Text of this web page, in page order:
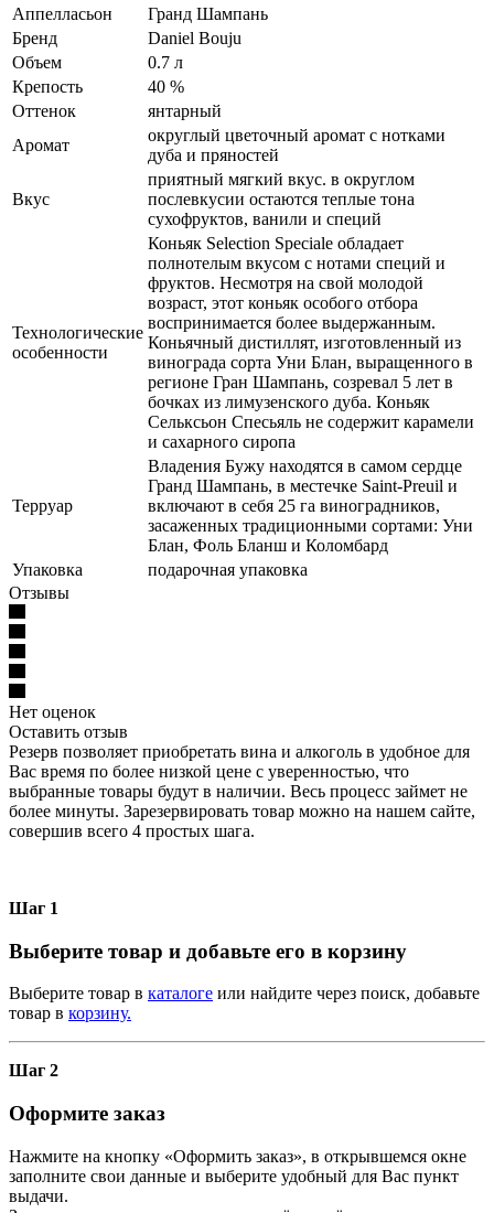
Аппелласьон
Гранд Шампань
Бренд
Daniel Bouju
Объем
0.7 л
Крепость
40 %
Оттенок
янтарный
Аромат
округлый цветочный аромат с нотками
дуба и пряностей
Вкус
приятный мягкий вкус. в округлом
послевкусии остаются теплые тона
сухофруктов, ванили и специй
Технологические
особенности
Коньяк Selection Speciale обладает
полнотелым вкусом с нотами специй и
фруктов. Несмотря на свой молодой
возраст, этот коньяк особого отбора
воспринимается более выдержанным.
Коньячный дистиллят, изготовленный из
винограда сорта Уни Блан, выращенного в
регионе Гран Шампань, созревал 5 лет в
бочках из лимузенского дуба. Коньяк
Сельксьон Спесьяль не содержит карамели
и сахарного сиропа
Терруар
Владения Бужу находятся в самом сердце
Гранд Шампань, в местечке Saint-Preuil и
включают в себя 25 га виноградников,
засаженных традиционными сортами: Уни
Блан, Фоль Бланш и Коломбард
Упаковка
подарочная упаковка
Отзывы
Нет оценок
Оставить отзыв
Резерв позволяет приобретать вина и алкоголь в удобное для
Вас время по более низкой цене с уверенностью, что
выбранные товары будут в наличии. Весь процесс займет не
более минуты. Зарезервировать товар можно на нашем сайте,
совершив всего 4 простых шага.
Шаг 1
Выберите товар и добавьте его в корзину
Выберите товар в каталоге или найдите через поиск, добавьте
товар в корзину.
Шаг 2
Оформите заказ
Нажмите на кнопку «Оформить заказ», в открывшемся окне
заполните свои данные и выберите удобный для Вас пункт
выдачи.